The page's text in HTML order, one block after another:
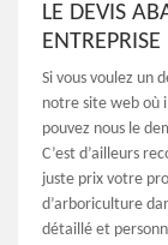
LE DEVIS
Si vous voulez un
notre site web où
pouvez nous le
C’est d’ailleurs
juste prix votre
d’arboriculture
détaillé et